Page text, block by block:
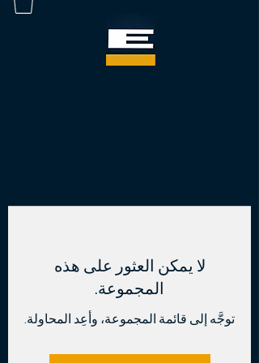
لا يمكن العثور على هذه
المجموعة.
توجَّه إلى قائمة المجموعة، وأعِد المحاولة.